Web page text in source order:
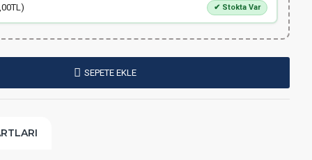
✔ Stokta Var
SEPETE EKLE